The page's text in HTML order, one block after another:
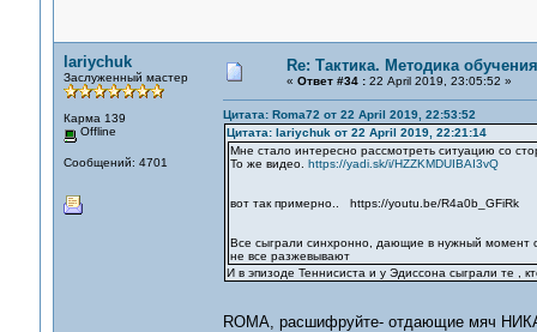
lariychuk
Заслуженный мастер
Карма 139
Offline
Сообщений: 4701
Re: Тактика. Методика обучения
« Ответ #34 :22 April 2019, 23:05:52 »
Цитата: Roma72 от 22 April 2019, 22:53:52
Цитата: lariychuk от 22 April 2019, 22:21:14
Мне стало интересно рассмотреть ситуацию со
То же видео. https://yadi.sk/i/HZZKMDUIBAI3vQ
вот так примерно.. https://youtu.be/R4a0b_GFiRk
Все сыграли синхронно, дающие в нужный момент
не все разжевывают
И в эпизоде Теннисиста и у Эдиссона сыграли те ,
ROMA, расшифруйте- отдающие мяч